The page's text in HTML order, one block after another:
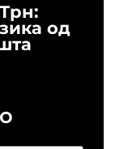
од